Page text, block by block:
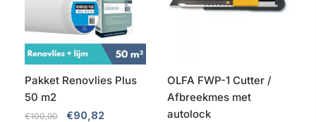
gekozen
worden
op
de
productpagina
Pakket Renovlies Plus
50 m2
€100,90
Oorspronkelijke
€90,82
OLFA FWP-1 Cutter /
Afbreekmes met
autolock